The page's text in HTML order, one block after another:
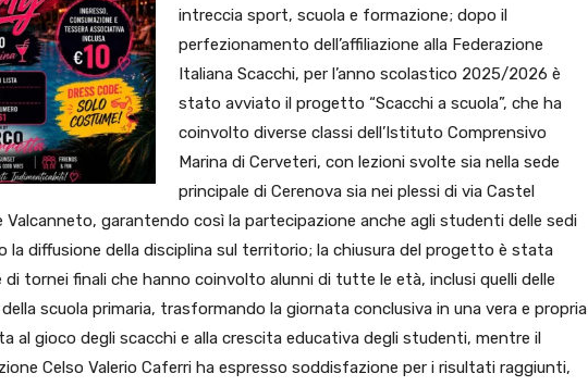
intreccia sport, scuola e formazione; dopo il
perfezionamento dell’affiliazione alla Federazione
Italiana Scacchi, per l’anno scolastico 2025/2026 è
stato avviato il progetto “Scacchi a scuola”, che ha
coinvolto diverse classi dell’Istituto Comprensivo
Marina di Cerveteri, con lezioni svolte sia nella sede
principale di Cerenova sia nei plessi di via Castel
Valcanneto, garantendo così la partecipazione anche agli studenti delle sedi
la diffusione della disciplina sul territorio; la chiusura del progetto è stata
di tornei finali che hanno coinvolto alunni di tutte le età, inclusi quelli delle
scuola primaria, trasformando la giornata conclusiva in una vera e propria
al gioco degli scacchi e alla crescita educativa degli studenti, mentre il
Celso Valerio Caferri ha espresso soddisfazione per i risultati raggiunti,